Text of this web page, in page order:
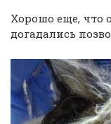
Хорошо еще, что
догадались